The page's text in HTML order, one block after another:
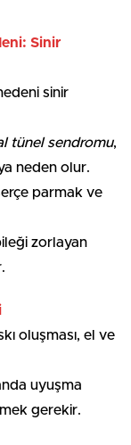
Sinir
sinir
tünel sendromu,
neden olur.
parmak ve
zorlayan
oluşması, el ve
uyuşma
gerekir.